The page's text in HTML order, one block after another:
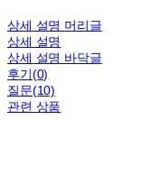
상세 설명 머리글
상세 설명
상세 설명 바닥글
후기(0)
질문(10)
관련 상품